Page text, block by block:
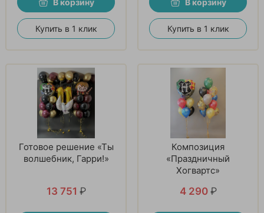
Купить в 1 клик Купить в 1 клик
Готовое решение «Ты
волшебник, Гарри!»
13 751 ₽
Композиция
«Праздничный
Хогвартс»
4 290 ₽